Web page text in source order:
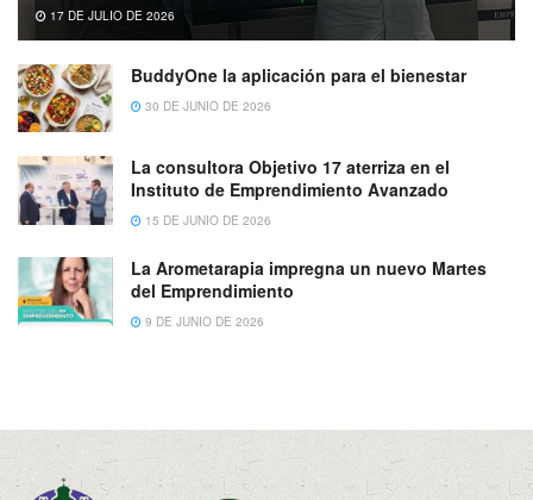
17 DE JULIO DE 2026
BuddyOne la aplicación para el bienestar
30 DE JUNIO DE 2026
La consultora Objetivo 17 aterriza en el
Instituto de Emprendimiento Avanzado
15 DE JUNIO DE 2026
La Arometarapia impregna un nuevo Martes
del Emprendimiento
9 DE JUNIO DE 2026